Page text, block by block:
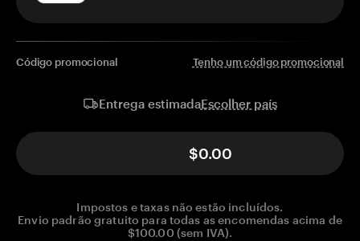
Código promocional Tenho um código promocional
Entrega estimadaEscolher país
$0.00
Impostos e taxas não estão incluídos.
Envio padrão gratuito para todas as encomendas acima de
$100.00 (sem IVA).